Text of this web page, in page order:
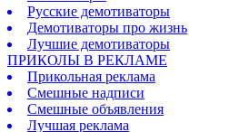
Русские демотиваторы
Демотиваторы про жизнь
Лучшие демотиваторы
ПРИКОЛЫ В РЕКЛАМЕ
Прикольная реклама
Смешные надписи
Смешные объявления
Лучшая реклама